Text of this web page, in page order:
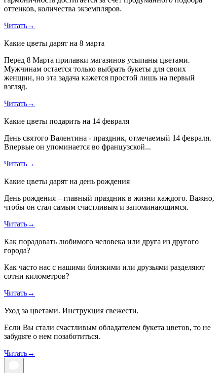
оттенков, количества экземпляров.
Читать→
Какие цветы дарят на 8 марта
Перед 8 Марта прилавки магазинов усыпаны цветами.
Мужчинам остается только выбрать букеты для своих
женщин, но эта задача кажется простой лишь на первый
взгляд.
Читать→
Какие цветы подарить на 14 февраля
День святого Валентина - праздник, отмечаемый 14 февраля.
Впервые он упоминается во французской...
Читать→
Какие цветы дарят на день рождения
День рождения – главный праздник в жизни каждого. Важно,
чтобы он стал самым счастливым и запоминающимся.
Читать→
Как порадовать любимого человека или друга из другого
города?
Как часто нас с нашими близкими или друзьями разделяют
сотни километров?
Читать→
Уход за цветами. Инструкция свежести.
Если Вы стали счастливым обладателем букета цветов, то не
забудьте о нем позаботиться.
Читать→